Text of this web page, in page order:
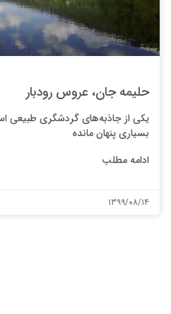
حلیمه جان، عروس رودبار
یکی از جاذبه‌های گردشگری طبیعی
بسیاری پنهان مانده
ادامه مطلب
۱۳۹۹/۰۸/۱۴